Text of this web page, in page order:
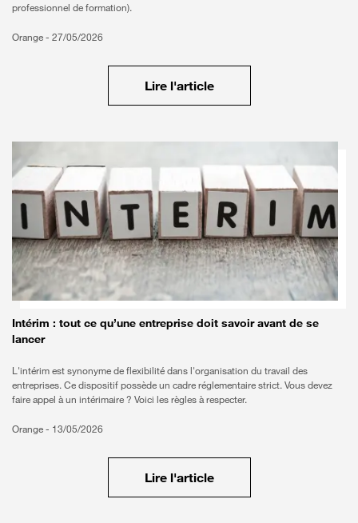
Important
professionnel de formation).
Orange - 27/05/2026
Lire l'article
Intérim : tout ce qu’une entreprise doit savoir avant de se
lancer
L'intérim est synonyme de flexibilité dans l'organisation du travail des
entreprises. Ce dispositif possède un cadre réglementaire strict. Vous devez
faire appel à un intérimaire ? Voici les règles à respecter.
Orange - 13/05/2026
Lire l'article